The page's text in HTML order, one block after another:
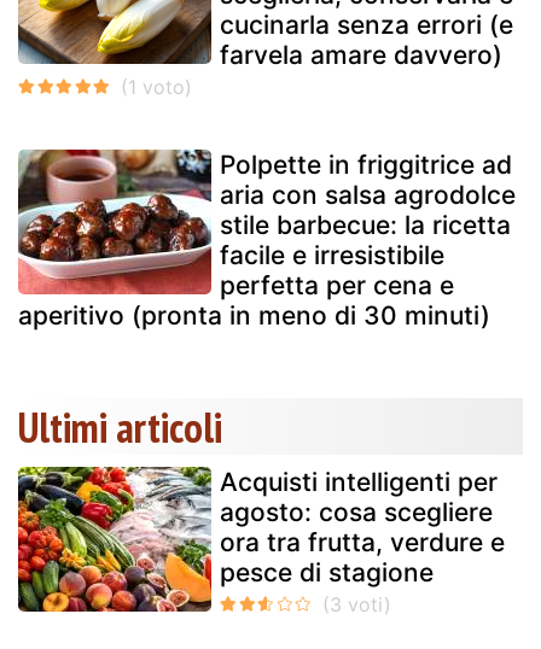
cucinarla senza errori (e
farvela amare davvero)
Polpette in friggitrice ad
aria con salsa agrodolce
stile barbecue: la ricetta
facile e irresistibile
perfetta per cena e
aperitivo (pronta in meno di 30 minuti)
Ultimi articoli
Acquisti intelligenti per
agosto: cosa scegliere
ora tra frutta, verdure e
pesce di stagione